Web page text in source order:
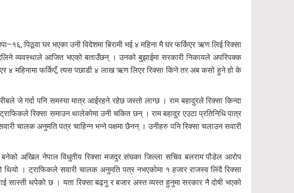
पिठूवा घर भएका उनी विदेशमा बिरामी भई ४ महिना मै घर फर्किएर ऋण लिई रिक्सा
व्यवस्थाले आजित भएको बताउँछन् । उनको बुझाईमा सरकारी निकायले अपरिपक्क
४ महिनामा फर्किएँ, त्यस पछाडी ४ लाख ऋण लिएर रिक्सा किने तर अब कसो हुने हो के
जे गर्दा पनि समस्या मात्र आईरहने रहेछ जस्तो लाग्छ । राम बहादुरले रिक्सा किन्दा
रिक्सा समाउन थालेकोमा उनी चकित छन् । राम बहादुर एउटा प्रतिनिधि पात्र
चालक अनुमति पत्र चाहिन्न भन्ने पक्षमा छैनन् । उनीहरु पनि रिक्सा चलाउन सवारी
अखिल नेपाल विधुतीय रिक्सा मजदुर संघका जिल्ला सचिव बलराम पौडेल आरोप
। ट्राफिकले सवारी चालक अनुमति पत्र नभएकोमा १ हजार राजस्व लिंदै रिक्सा
थपेको छ । यता रिक्सा बढ्नु र बजार अस्त व्यस्त हुनुमा सरकार नै दोषी भएको